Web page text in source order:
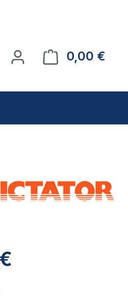
hast 0 Produkte auf
0,00 €